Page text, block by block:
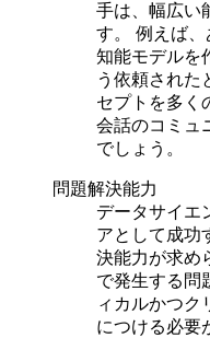
手は、幅広い
す。
例えば、
知能モデルを
う依頼された
セプトを多く
会話のコミュ
でしょう。
問題解決能力
データサイエ
アとして成功
決能力が求め
で発生する問
ィカルかつク
につける必要